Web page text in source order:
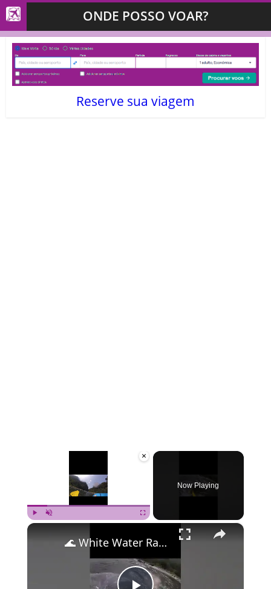
ONDE POSSO VOAR?
Reserve sua viagem
×
Now Playing
×
🌊 White Water Rafting Day Trip from San José — Costa Rica's Best Adventure 🇨🇷